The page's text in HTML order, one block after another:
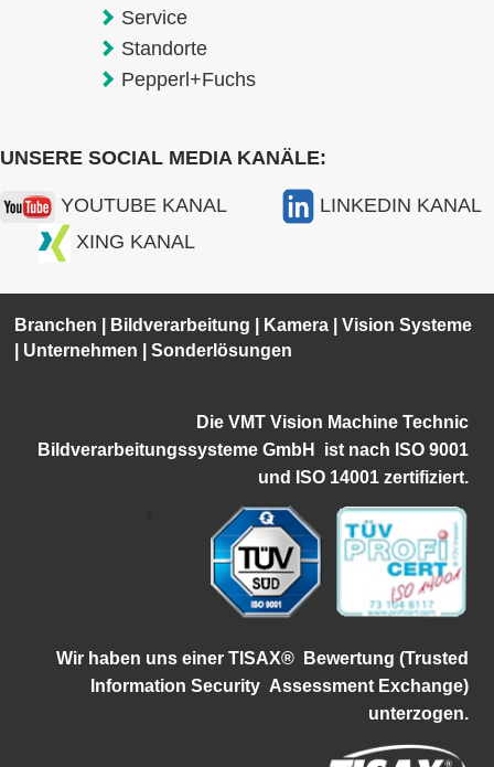
Service
Standorte
Pepperl+Fuchs
UNSERE SOCIAL MEDIA KANÄLE:
YOUTUBE KANAL
LINKEDIN KANAL
XING KANAL
Branchen Bildverarbeitung Kamera |Vision Systeme
Unternehmen |Sonderlösungen
Die VMT Vision Machine Technic
Bildverarbeitungssysteme GmbH istnach ISO 9001
und ISO 14001 zertifiziert.
Wir haben uns einer TISAX®
Bewertung (Trusted
Information Security Assessment Exchange)
unterzogen.